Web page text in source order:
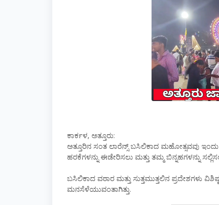
ಕಾರ್ಕಳ, ಅತ್ತೂರು:
ಅತ್ತೂರಿನ ಸಂತ ಲಾರೆನ್ಸ್ ಬಸಿಲಿಕಾದ ಮಹೋತ್ಸವವು ಇಂದು
ಹರಕೆಗಳನ್ನು ಈಡೇರಿಸಲು ಮತ್ತು ತಮ್ಮ ಬಿನ್ನಹಗಳನ್ನು
ಬಸಿಲಿಕಾದ ವಠಾರ ಮತ್ತು ಸುತ್ತಮುತ್ತಲಿನ ಪ್ರದೇಶಗಳು
ಮನಸೆಳೆಯುವಂತಾಗಿತ್ತು.